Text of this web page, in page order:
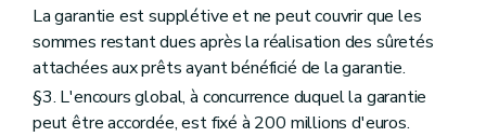
La garantie est supplétive et ne peut couvrir que les
sommes restant dues après la réalisation des sûretés
attachées aux prêts ayant bénéficié de la garantie.
§3. L'encours global, à concurrence duquel la garantie
peut être accordée, est fixé à 200 millions d'euros.